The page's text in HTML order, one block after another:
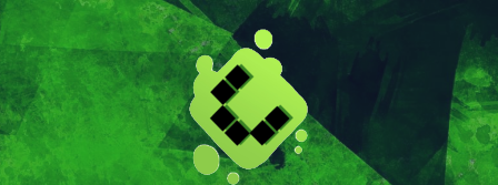
Saltar
al
contenido